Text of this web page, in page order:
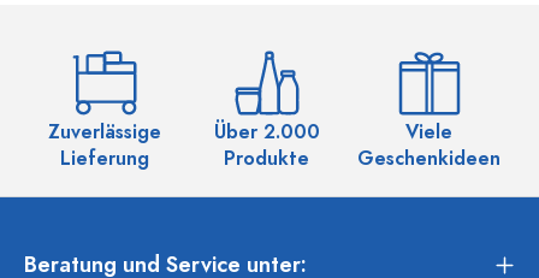
Zuverlässige
Lieferung
Über 2.000
Produkte
Viele
Geschenkideen
Beratung und Service unter: